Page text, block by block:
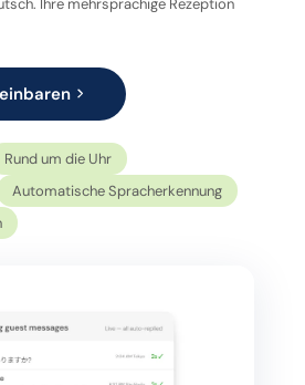
Ihre mehrsprachige Rezeption
Rund um die Uhr
Automatische Spracherkennung